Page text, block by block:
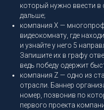
который нужно ввести
дальше;
компания X —
видеокомнату, где
и узнайте у него 5
Запишите их в графу
ведь победу одержит
компания Z — одно из
отрасли. Баннер
номер, позвонив по
первого проекта